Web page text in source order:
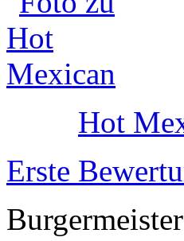
Hot
Erste